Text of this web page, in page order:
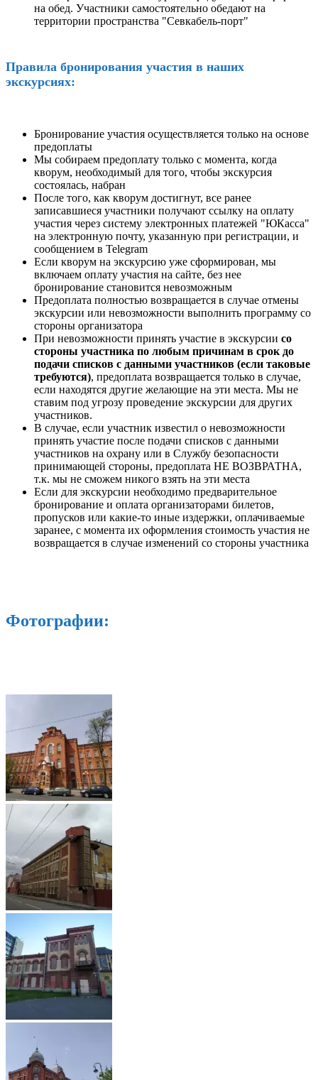
на обед. Участники самостоятельно обедают на
территории пространства "Севкабель-порт"
Правила бронирования участия в наших
экскурсиях:
Бронирование участия осуществляется только на основе
предоплаты
Мы собираем предоплату только с момента, когда
кворум, необходимый для того, чтобы экскурсия
состоялась, набран
После того, как кворум достигнут, все ранее
записавшиеся участники получают ссылку на оплату
участия через систему электронных платежей "ЮКасса"
на электронную почту, указанную при регистрации, и
сообщением в Telegram
Если кворум на экскурсию уже сформирован, мы
включаем оплату участия на сайте, без нее
бронирование становится невозможным
Предоплата полностью возвращается в случае отмены
экскурсии или невозможности выполнить программу со
стороны организатора
При невозможности принять участие в экскурсии со
стороны участника по любым причинам в срок до
подачи списков с данными участников (если таковые
требуются), предоплата возвращается только в случае,
если находятся другие желающие на эти места. Мы не
ставим под угрозу проведение экскурсии для других
участников.
В случае, если участник известил о невозможности
принять участие после подачи списков с данными
участников на охрану или в Службу безопасности
принимающей стороны, предоплата НЕ ВОЗВРАТНА,
т.к. мы не сможем никого взять на эти места
Если для экскурсии необходимо предварительное
бронирование и оплата организаторами билетов,
пропусков или какие-то иные издержки, оплачиваемые
заранее, с момента их оформления стоимость участия не
возвращается в случае изменений со стороны участника
Фотографии: